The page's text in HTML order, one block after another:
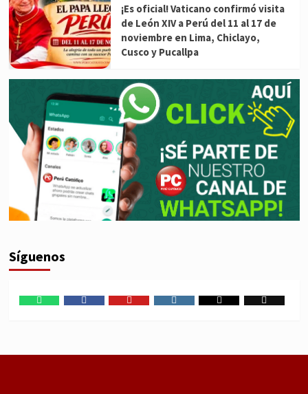
¡Es oficial! Vaticano confirmó visita
de León XIV a Perú del 11 al 17 de
noviembre en Lima, Chiclayo,
Cusco y Pucallpa
Síguenos